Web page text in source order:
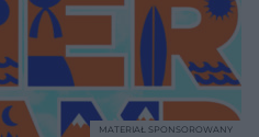
MATERIAŁ SPONSOROWANY